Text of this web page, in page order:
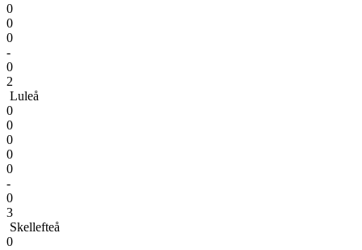
0
0
0
-
0
2
Luleå
0
0
0
0
0
-
0
3
Skellefteå
0